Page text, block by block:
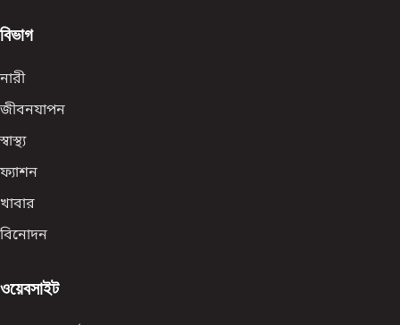
বিভাগ
নারী
জীবনযাপন
স্বাস্থ্য
ফ্যাশন
খাবার
বিনোদন
ওয়েবসাইট